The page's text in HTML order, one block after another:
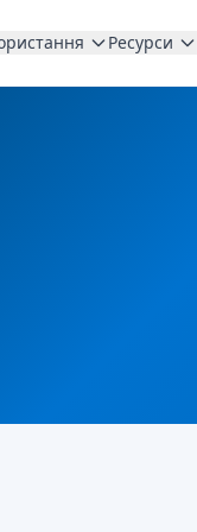
Ресурси